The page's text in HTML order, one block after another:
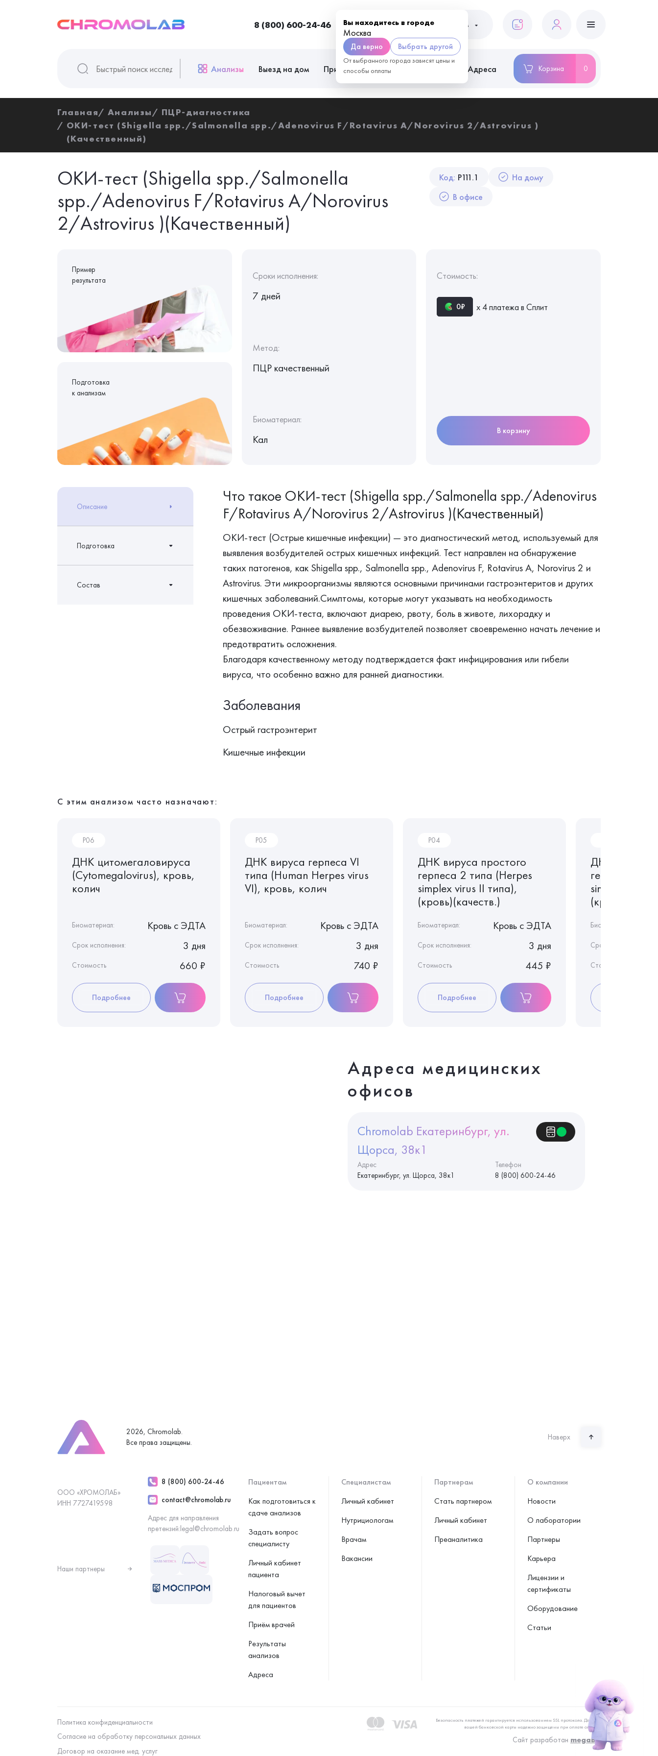
8 (800) 600-24-46 Вы находитесь в городе
Москва
Да верно Выбрать другой
От выбранного города зависят цены и
способы оплаты
Москва Пациентам
Анализы Выезд на дом Приём врачей Адреса Корзина 0
Главная Анализы
ПЦР-диагностика
ОКИ-тест (Shigella spp./Salmonella spp./Adenovirus F/Rotavirus A/Norovirus 2/Astrovirus )
(Качественный)
Код: P111.1
На дому
В офисе
ОКИ-тест (Shigella spp./Salmonella
spp./Adenovirus F/Rotavirus A/Norovirus
2/Astrovirus )(Качественный)
Пример
результата
Подготовка
к анализам
Сроки исполнения:
7 дней
Метод:
ПЦР качественный
Биоматериал:
Кал
Стоимость:
0₽ х 4 платежа в Сплит
В корзину
Описание
Подготовка
Состав
Что такое ОКИ-тест (Shigella spp./Salmonella spp./Adenovirus
F/Rotavirus A/Norovirus 2/Astrovirus )(Качественный)
ОКИ-тест (Острые кишечные инфекции) — это диагностический метод, используемый для
выявления возбудителей острых кишечных инфекций. Тест направлен на обнаружение
таких патогенов, как Shigella spp., Salmonella spp., Adenovirus F, Rotavirus A, Norovirus 2 и
Astrovirus. Эти микроорганизмы являются основными причинами гастроэнтеритов и других
кишечных заболеваний.Симптомы, которые могут указывать на необходимость
проведения ОКИ-теста, включают диарею, рвоту, боль в животе, лихорадку и
обезвоживание. Раннее выявление возбудителей позволяет своевременно начать лечение и
предотвратить осложнения.
Благодаря качественному методу подтверждается факт инфицирования или гибели
вируса, что особенно важно для ранней диагностики.
Заболевания
Острый гастроэнтерит
Кишечные инфекции
С этим анализом часто назначают:
P06
ДНК цитомегаловируса
(Cytomegalovirus), кровь,
колич
Биоматериал: Кровь c ЭДТА
Срок исполнения: 3 дня
Стоимость 660 ₽
Подробнее
P05
ДНК вируса герпеса VI
типа (Human Herpes virus
VI), кровь, колич
Биоматериал: Кровь c ЭДТА
Срок исполнения: 3 дня
Стоимость 740 ₽
Подробнее
P04
ДНК вируса простого
герпеса 2 типа (Herpes
simplex virus II типа),
(кровь)(качеств.)
Биоматериал: Кровь c ЭДТА
Срок исполнения: 3 дня
Стоимость 445 ₽
Подробнее
ДНК вируса
герпеса 1
simplex virus
Биоматериал:
Срок исполнения:
Стоимость
Адреса медицинских
офисов
Chromolab Екатеринбург, ул.
Щорса, 38к1
Адрес
Екатеринбург, ул. Щорса, 38к1
Телефон
8 (800) 600-24-46
2026, Chromolab.
Все права защищены.
Наверх
Пациентам
Как подготовиться к
сдаче анализов
Задать вопрос
специалисту
Личный кабинет
пациента
Налоговый вычет
для пациентов
Приём врачей
Результаты
анализов
Адреса
Специалистам
Личный кабинет
Нутрициологам
Врачам
Вакансии
Партнерам
Стать партнером
Личный кабинет
Преаналитика
О компании
Новости
О лаборатории
Партнеры
Карьера
Лицензии и
сертификаты
Оборудование
Статьи
ООО «ХРОМОЛАБ»
ИНН 7727419598
8 (800) 600-24-46
contact@chromolab.ru
Адрес для направления
претензий:legal@chromolab.ru
Наши партнеры
Политика конфиденциальности
Согласие на обработку персональных данных
Договор на оказание мед. услуг
Безопасность платежей гарантируется использованием SSL протокола. Данные
вашей банковской карты надежно защищены при оплате онлайн
Сайт разработан megaBit